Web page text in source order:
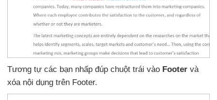
Tương tự các bạn nhấp đúp chuột trái vào Footer và
xóa nội dụng trên Footer.